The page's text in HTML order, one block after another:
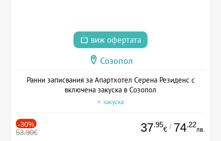
виж офертата
Созопол
Ранни записвания за Апартхотел Серена Резиденс с
включена закуска в Созопол
+ закуска
-30%
53.90€ 37.95
€ / 74.22
лв.